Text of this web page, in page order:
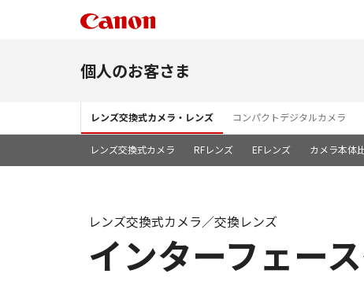
個人のお客さま
レンズ交換式カメラ・レンズ コンパクトデジタルカメラ
レンズ交換式カメラ RFレンズ EFレンズ カメラ本体
インターフェー
レンズ交換式カメラ／交換レンズ